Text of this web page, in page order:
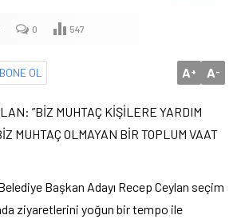
0 547
OL A+ A-
”BİZ MUHTAÇ KİŞİLERE YARDIM
MUHTAÇ OLMAYAN BİR TOPLUM VAAT
Başkan Adayı Recep Ceylan seçim
ziyaretlerini yoğun bir tempo ile